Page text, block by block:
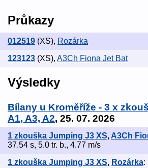
Průkazy
012519 (XS), Rozárka
123123 (XS), A3Ch Fiona Jet Bat
Výsledky
Bílany u Kroměříže - 3 x
A1, A3, A2, 25. 07. 2026
1 zkouška Jumping J3 XS, A3Ch
37.54 s, 5.0 tr. b., 4.77 m/s
1 zkouška Jumping J3 XS, Rozárka: